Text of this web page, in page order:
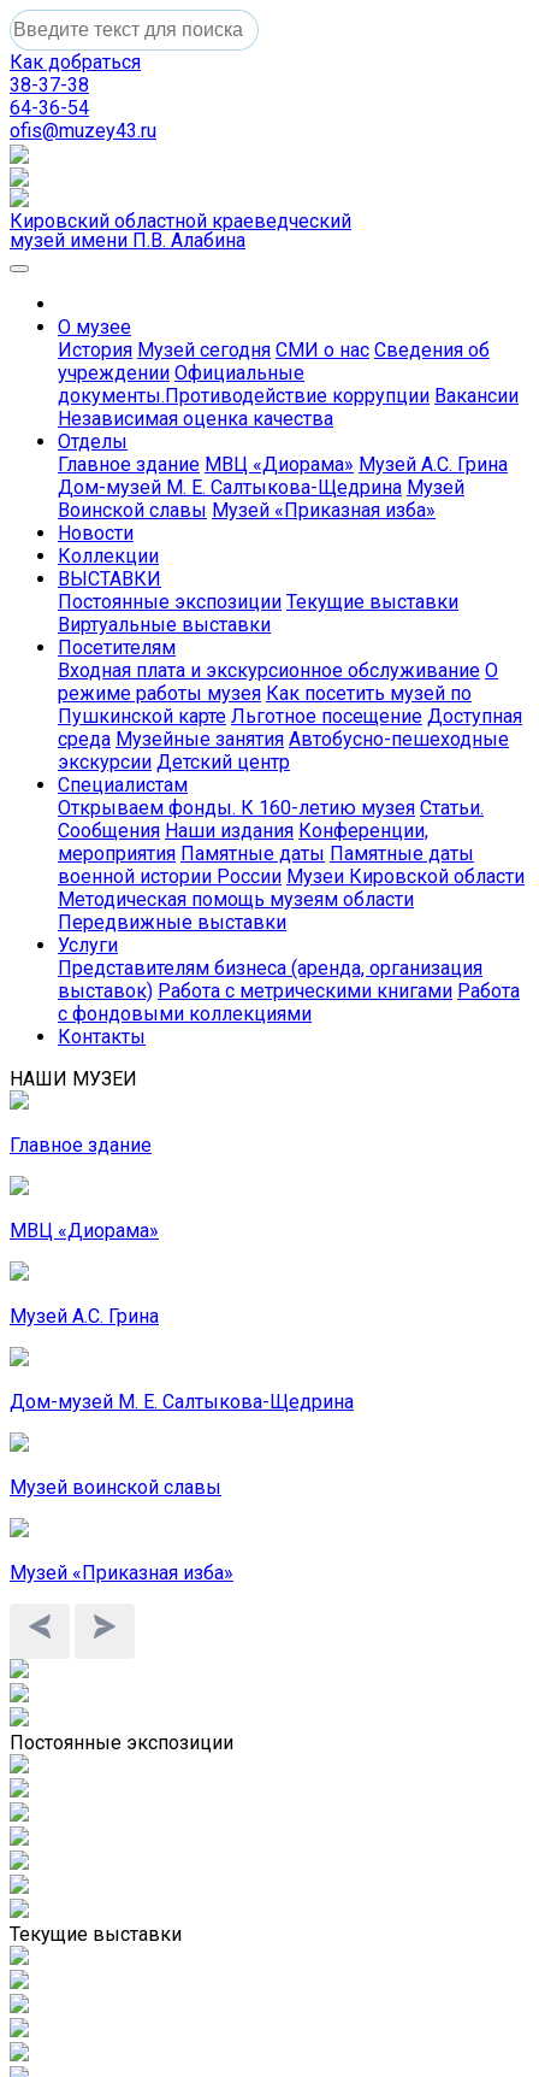
Как добраться
38-37-38
64-36-54
ofis@muzey43.ru
Кировский областной краеведческий
музей имени П.В. Алабина
О музее
История Музей сегодня СМИ о нас Сведения об
учреждении Официальные
документы.Противодействие коррупции Вакансии
Независимая оценка качества
Отделы
Главное здание МВЦ «Диорама» Музей А.С. Грина
Дом-музей М. Е. Салтыкова-Щедрина Музей
Воинской славы Музей «Приказная изба»
Новости
Коллекции
ВЫСТАВКИ
Постоянные экспозиции Текущие выставки
Виртуальные выставки
Посетителям
Входная плата и экскурсионное обслуживание О
режиме работы музея Как посетить музей по
Пушкинской карте Льготное посещение Доступная
среда Музейные занятия Автобусно-пешеходные
экскурсии Детский центр
Специалистам
Открываем фонды. К 160-летию музея Статьи.
Сообщения Наши издания Конференции,
мероприятия Памятные даты Памятные даты
военной истории России Музеи Кировской области
Методическая помощь музеям области
Передвижные выставки
Услуги
Представителям бизнеса (аренда, организация
выставок) Работа с метрическими книгами Работа
с фондовыми коллекциями
Контакты
НАШИ МУЗЕИ
Главное здание
МВЦ «Диорама»
Музей А.С. Грина
Дом-музей М. Е. Салтыкова-Щедрина
Музей воинской славы
Музей «Приказная изба»
Постоянные экспозиции
Текущие выставки